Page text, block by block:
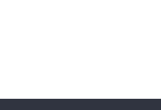
a
jurídica dos